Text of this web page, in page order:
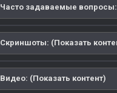
Часто задаваемые вопросы:
Скриншоты: (Показать
Видео: (Показать контент)